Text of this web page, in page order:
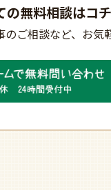
の無料相談はコ
ご相談など、 お気